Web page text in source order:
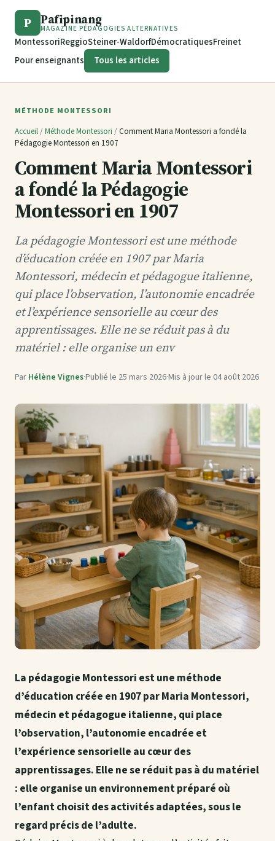
P Pafipinang
MAGAZINE PÉDAGOGIES ALTERNATIVES
MontessoriReggioSteiner-WaldorfDémocratiquesFreinet
Pour enseignants
Tous les articles
MÉTHODE MONTESSORI
Accueil /Méthode Montessori /Comment Maria Montessori a fondé la
Pédagogie Montessori en 1907
Comment Maria Montessori
a fondé la Pédagogie
Montessori en 1907
La pédagogie Montessori est une méthode
d’éducation créée en 1907 par Maria
Montessori, médecin et pédagogue italienne,
qui place l’observation, l’autonomie encadrée
et l’expérience sensorielle au cœur des
apprentissages. Elle ne se réduit pas à du
matériel : elle organise un env
Par Hélène Vignes·Publié le 25 mars 2026·Mis à jour le 04 août 2026
La pédagogie Montessori est une méthode
d’éducation créée en 1907 par Maria Montessori,
médecin et pédagogue italienne, qui place
l’observation, l’autonomie encadrée et
l’expérience sensorielle au cœur des
apprentissages. Elle ne se réduit pas à du matériel
: elle organise un environnement préparé où
l’enfant choisit des activités adaptées, sous le
regard précis de l’adulte.